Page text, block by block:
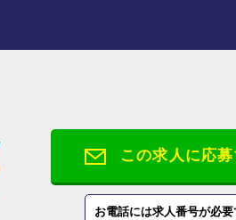
この求人に応
お電話には求人番号が必要